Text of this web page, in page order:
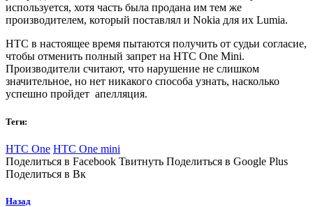
используется, хотя часть была продана им тем же
производителем, который поставлял и Nokia для их Lumia.
HTC в настоящее время пытаются получить от судьи согласие,
чтобы отменить полный запрет на HTC One Mini.
Производители считают, что нарушение не слишком
значительное, но нет никакого способа узнать, насколько
успешно пройдет апелляция.
Теги:
HTC One HTC One mini
Поделиться в Facebook Твитнуть Поделиться в Google Plus
Поделиться в Вк
Назад